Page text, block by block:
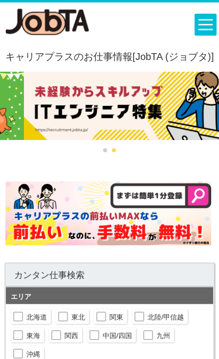
キャリアプラスのお仕事情報[JobTA (ジョブタ)]
カンタン仕事検索
エリア
北海道 東北 関東 北陸/甲信越
東海 関西 中国/四国 九州
沖縄